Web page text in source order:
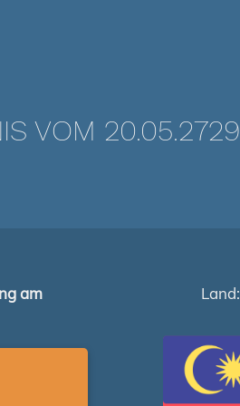
VOM 20.05.2729
am
Land: